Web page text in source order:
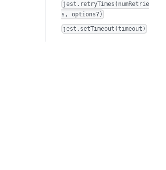
jest.retryTimes(numRetrie
s, options?)
jest.setTimeout(timeout)